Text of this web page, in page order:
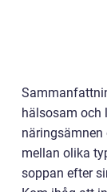
hälsosam och
näringsämnen
mellan olika
soppan efter